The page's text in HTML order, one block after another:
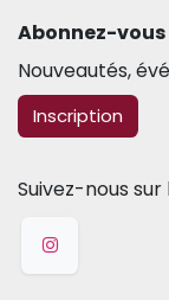
Abonnez-
Nouveautés,
​​​​Inscription
Suivez-nous